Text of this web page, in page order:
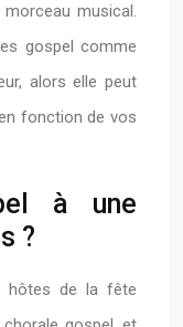
musical.
gospel comme
alors elle peut
fonction de vos
à une
?
hôtes de la fête